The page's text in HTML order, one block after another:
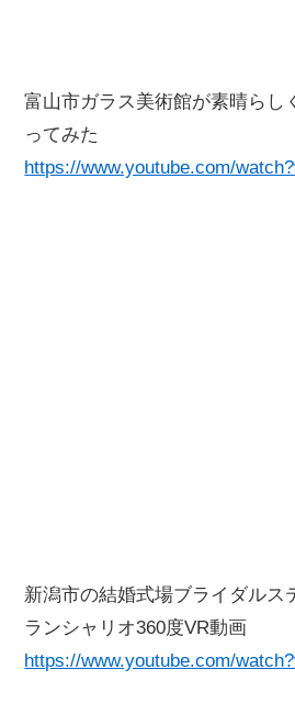
富山市ガラス美術館が素晴らし
ってみた
https://www.youtube.com/
新潟市の結婚式場ブライダルス
ランシャリオ360度VR動画
https://www.youtube.com/